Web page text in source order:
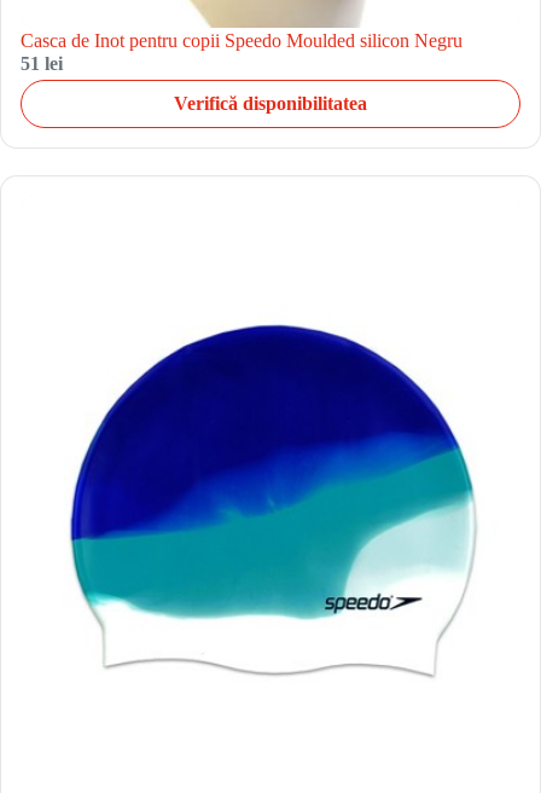
Casca de Inot pentru copii Speedo Moulded silicon Negru
51 lei
Verifică disponibilitatea